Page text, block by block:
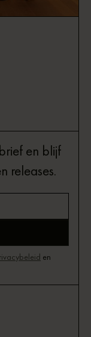
en blijf
releases.
en